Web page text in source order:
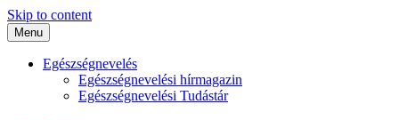
Skip to content
Menu
Egészségnevelés
Egészségnevelési hírmagazin
Egészségnevelési Tudástár